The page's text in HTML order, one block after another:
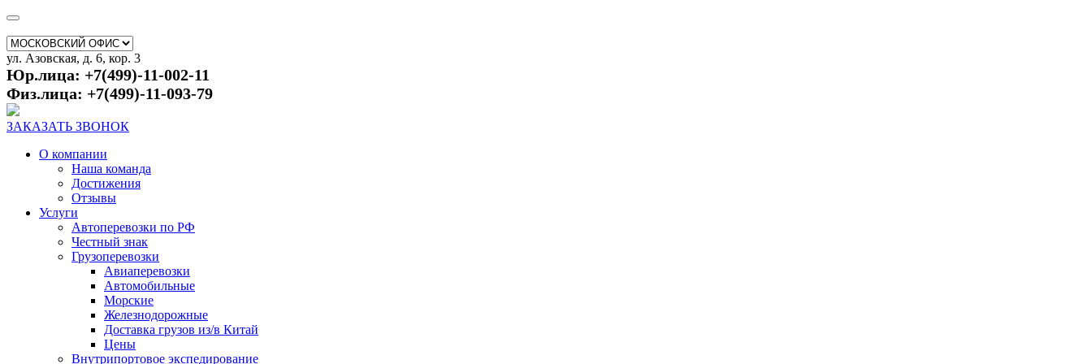
ул. Азовская, д. 6, кор. 3
Юр.лица: +7(499)-11-002-11
Физ.лица: +7(499)-11-093-79
ЗАКАЗАТЬ ЗВОНОК
О компании
Наша команда
Достижения
Отзывы
Услуги
Автоперевозки по РФ
Честный знак
Грузоперевозки
Авиаперевозки
Автомобильные
Морские
Железнодорожные
Доставка грузов из/в Китай
Цены
Внутрипортовое экспедирование